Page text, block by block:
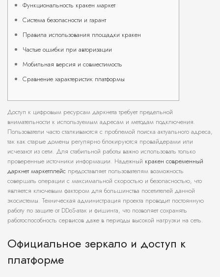
Функциональность кракен маркет
Система безопасности и гарант
Правила использования площадки кракен
Частые ошибки при авторизации
Мобильная версия и совместимость
Сравнение характеристик платформы
Доступ к цифровым ресурсам даркнета требует предельной
внимательности к используемым адресам и методам подключения.
Пользователи часто сталкиваются с проблемой поиска актуального адреса,
так как старые домены регулярно блокируются провайдерами или
исчезают из сети. Для стабильной работы важно использовать только
проверенные источники информации. Надежный кракен современный
даркнет маркетплейс предоставляет пользователям возможность
совершать операции с максимальной скоростью и безопасностью, что
является ключевым фактором для большинства посетителей данной
экосистемы. Техническая администрация проекта проводит постоянную
работу по защите от DDoS-атак и фишинга, что позволяет сохранять
работоспособность сервисов даже в периоды высокой нагрузки на сеть.
Официальное зеркало и доступ к
платформе